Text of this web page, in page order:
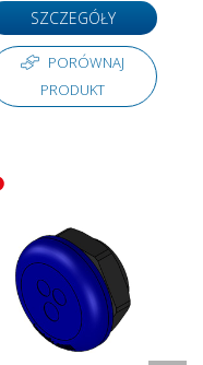
SZCZEGÓŁY
PORÓWNAJ
PRODUKT